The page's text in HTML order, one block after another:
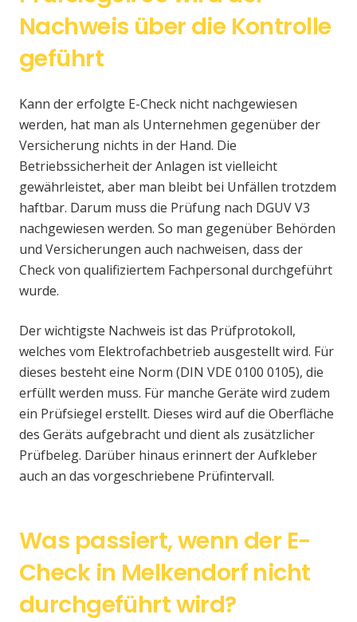
Nachweis über die Kontrolle
geführt
Kann der erfolgte E-Check nicht nachgewiesen
werden, hat man als Unternehmen gegenüber der
Versicherung nichts in der Hand. Die
Betriebssicherheit der Anlagen ist vielleicht
gewährleistet, aber man bleibt bei Unfällen trotzdem
haftbar. Darum muss die Prüfung nach DGUV V3
nachgewiesen werden. So man gegenüber Behörden
und Versicherungen auch nachweisen, dass der
Check von qualifiziertem Fachpersonal durchgeführt
wurde.
Der wichtigste Nachweis ist das Prüfprotokoll,
welches vom Elektrofachbetrieb ausgestellt wird. Für
dieses besteht eine Norm (DIN VDE 0100 0105), die
erfüllt werden muss. Für manche Geräte wird zudem
ein Prüfsiegel erstellt. Dieses wird auf die Oberfläche
des Geräts aufgebracht und dient als zusätzlicher
Prüfbeleg. Darüber hinaus erinnert der Aufkleber
auch an das vorgeschriebene Prüfintervall.
Was passiert, wenn der E-
Check in Melkendorf nicht
durchgeführt wird?